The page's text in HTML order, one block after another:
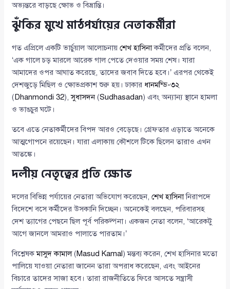
অভ্যন্তরে বাড়ছে ক্ষোভ ও বিভ্রান্তি।
ঝুঁকির মুখে মাঠপর্যায়ের নেতাকর্মীরা
গত এপ্রিলে একটি ভার্চুয়াল আলোচনায়শেখ হাসিনাকর্মীদের প্রতি বলেন,
‘এক গালে চড় মারলে আরেক গাল পেতে দেওয়ার সময় শেষ। যারা
আমাদের ওপর আঘাত করেছে, তাদের জবাব দিতে হবে।’ এরপর থেকেই
দেশজুড়ে মিছিল ও ক্ষোভপ্রকাশ শুরু হয়। ঢাকার ধানমন্ডি-৩২
(Dhanmondi 32),সুধাসদন(Sudhasadan) এবং অন্যান্য স্থানে হামলা
ও ভাঙচুর ঘটে।
তবে এতে নেতাকর্মীদের বিপদ আরও বেড়েছে। গ্রেফতার এড়াতে অনেকে
আত্মগোপনে রয়েছেন। যারা এলাকায় কৌশলে টিকে ছিলেন তারাও এখন
আতঙ্কে।
দলীয় নেতৃত্বের প্রতি ক্ষোভ
দলের বিভিন্ন পর্যায়ের নেতারা অভিযোগ করেছেন,শেখ হাসিনানিরাপদে
বিদেশে বসে কর্মীদের উসকানি দিচ্ছেন। অনেকেই বলছেন, পরিবারসহ
দেশ ত্যাগের পেছনে ছিল পূর্ব পরিকল্পনা। একজন নেতা বলেন, ‘আরেকটু
আগে জানলে আমরাও পালাতে পারতাম।’
বিশ্লেষকমাসুদ কামাল(Masud Kamal) মন্তব্য করেন, শেখ হাসিনার মতো
পালিয়ে যাওয়া নেতারা জানেন তারা অপরাধ করেছেন, এবং আইনের
বিচারে তাদের সাজা হবে। তারা রাজনীতিতে ফিরে আসতে সন্ত্রাসী